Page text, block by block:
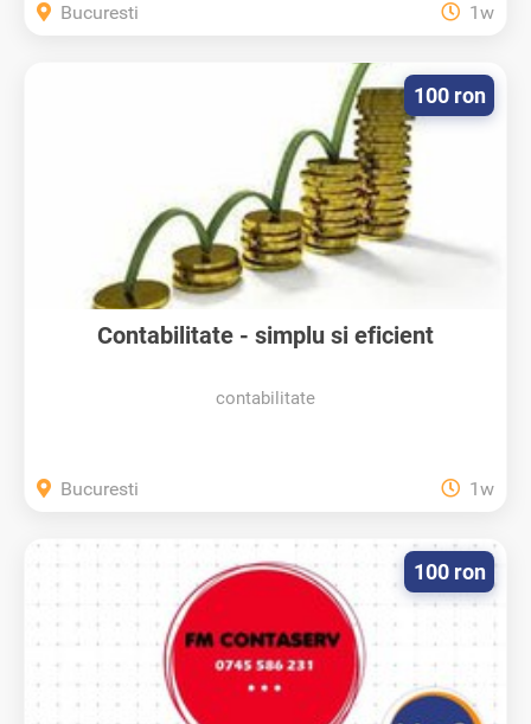
Bucuresti 1w
Contabilitate - simplu si eficient
contabilitate
100 ron
Bucuresti 1w
100 ron